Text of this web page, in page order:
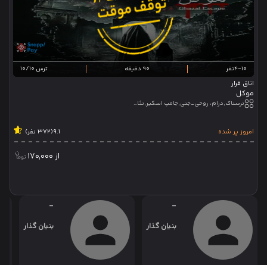
4-10نفر 90 دقیقه ترس 10/10
اتاق فرار
موکل
ترسناک,درام، روحی_جنی,جامپ اسکیر,تئاتر تعاملی,تئاتر نمایشی
امروز پر شده 9.1(372 نفر)
از170,000
-
بنیان گذار
-
بنیان گذار